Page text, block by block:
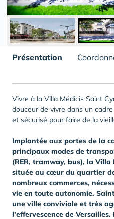
Présentation
Vivre à la Villa Médicis Saint
douceur de vivre dans un
et sécurisé pour faire de la
Implantée aux portes de la
principaux modes de
(RER, tramway, bus), la
située au cœur du quartier
nombreux commerces,
vie en toute autonomie.
une ville conviviale et très
l'effervescence de